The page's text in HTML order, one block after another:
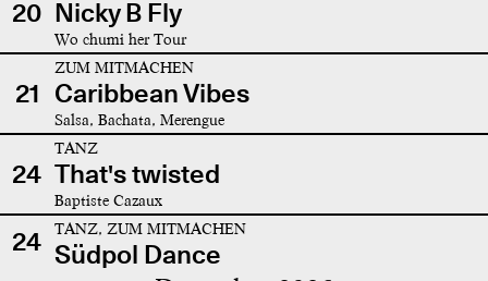
20 Nicky B Fly
Wo chumi her Tour
21
ZUM MITMACHEN
Caribbean Vibes
Salsa, Bachata, Merengue
24
TANZ
That's twisted
Baptiste Cazaux
24 TANZ, ZUM MITMACHEN
Südpol Dance